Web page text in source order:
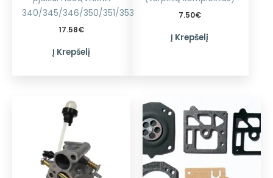
340/345/346/350/351/353
17.58€
Į Krepšelį
7.50€
Į Krepšelį